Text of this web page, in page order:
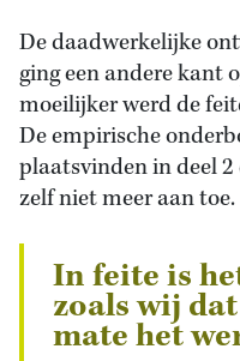
De daadwerkelijke
ging een andere kant
moeilijker werd de
De empirische
plaatsvinden in deel
zelf niet meer aan toe.
In feite is
zoals wij
mate het